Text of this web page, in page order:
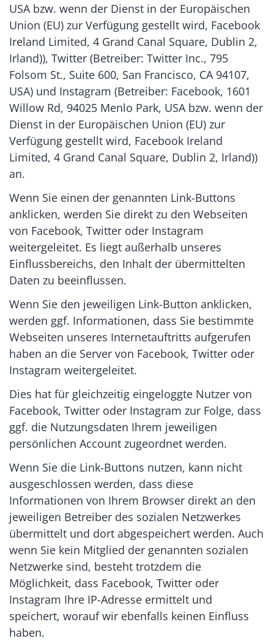
USA bzw. wenn der Dienst in der Europäischen
Union (EU) zur Verfügung gestellt wird, Facebook
Ireland Limited, 4 Grand Canal Square, Dublin 2,
Irland)), Twitter (Betreiber: Twitter Inc., 795
Folsom St., Suite 600, San Francisco, CA 94107,
USA) und Instagram (Betreiber: Facebook, 1601
Willow Rd, 94025 Menlo Park, USA bzw. wenn der
Dienst in der Europäischen Union (EU) zur
Verfügung gestellt wird, Facebook Ireland
Limited, 4 Grand Canal Square, Dublin 2, Irland))
an.
Wenn Sie einen der genannten Link-Buttons
anklicken, werden Sie direkt zu den Webseiten
von Facebook, Twitter oder Instagram
weitergeleitet. Es liegt außerhalb unseres
Einflussbereichs, den Inhalt der übermittelten
Daten zu beeinflussen.
Wenn Sie den jeweiligen Link-Button anklicken,
werden ggf. Informationen, dass Sie bestimmte
Webseiten unseres Internetauftritts aufgerufen
haben an die Server von Facebook, Twitter oder
Instagram weitergeleitet.
Dies hat für gleichzeitig eingeloggte Nutzer von
Facebook, Twitter oder Instagram zur Folge, dass
ggf. die Nutzungsdaten Ihrem jeweiligen
persönlichen Account zugeordnet werden.
Wenn Sie die Link-Buttons nutzen, kann nicht
ausgeschlossen werden, dass diese
Informationen von Ihrem Browser direkt an den
jeweiligen Betreiber des sozialen Netzwerkes
übermittelt und dort abgespeichert werden. Auch
wenn Sie kein Mitglied der genannten sozialen
Netzwerke sind, besteht trotzdem die
Möglichkeit, dass Facebook, Twitter oder
Instagram Ihre IP-Adresse ermittelt und
speichert, worauf wir ebenfalls keinen Einfluss
haben.